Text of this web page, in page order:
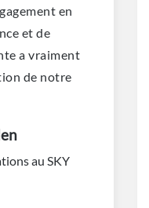
en
et de
a vraiment
de notre
au SKY